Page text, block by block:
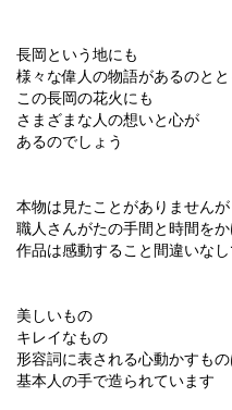
長岡という地にも
様々な偉人の物語があるのと
この長岡の花火にも
さまざまな人の想いと心が
あるのでしょう
本物は見たことがありませんが
職人さんがたの手間と時間を
作品は感動すること間違いな
美しいもの
キレイなもの
形容詞に表される心動かすもの
基本人の手で造られています